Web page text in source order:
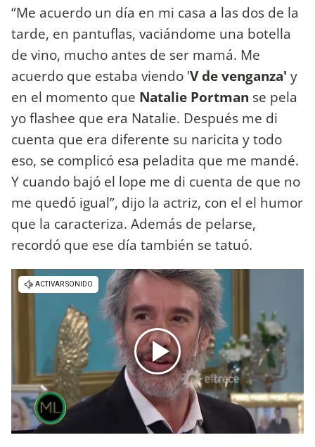
“Me acuerdo un día en mi casa a las dos de la
tarde, en pantuflas, vaciándome una botella
de vino, mucho antes de ser mamá. Me
acuerdo que estaba viendo 'V de venganza' y
en el momento que Natalie Portman se pela
yo flashee que era Natalie. Después me di
cuenta que era diferente su naricita y todo
eso, se complicó esa peladita que me mandé.
Y cuando bajó el lope me di cuenta de que no
me quedó igual”, dijo la actriz, con el el humor
que la caracteriza. Además de pelarse,
recordó que ese día también se tatuó.